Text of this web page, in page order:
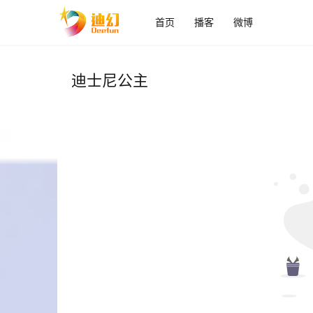
首页 播客 微博
迪士尼公主